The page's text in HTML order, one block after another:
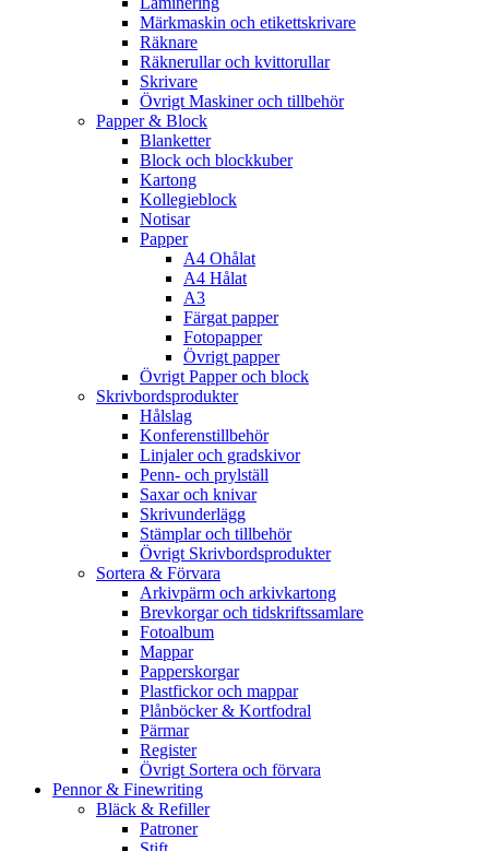
Märkmaskin och etikettskrivare
Räknare
Räknerullar och kvittorullar
Skrivare
Övrigt Maskiner och tillbehör
Papper & Block
Blanketter
Block och blockkuber
Kartong
Kollegieblock
Notisar
Papper
A4 Ohålat
A4 Hålat
A3
Färgat papper
Fotopapper
Övrigt papper
Övrigt Papper och block
Skrivbordsprodukter
Hålslag
Konferenstillbehör
Linjaler och gradskivor
Penn- och prylställ
Saxar och knivar
Skrivunderlägg
Stämplar och tillbehör
Övrigt Skrivbordsprodukter
Sortera & Förvara
Arkivpärm och arkivkartong
Brevkorgar och tidskriftssamlare
Fotoalbum
Mappar
Papperskorgar
Plastfickor och mappar
Plånböcker & Kortfodral
Pärmar
Register
Övrigt Sortera och förvara
Pennor & Finewriting
Bläck & Refiller
Patroner